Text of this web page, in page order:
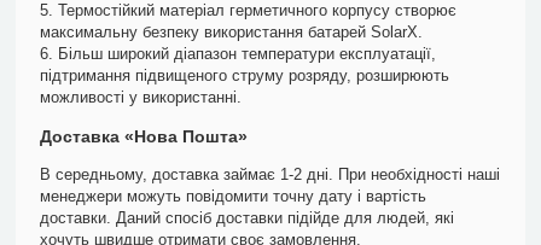
5. Термостійкий матеріал герметичного корпусу створює
максимальну безпеку використання батарей SolarX.
6. Більш широкий діапазон температури експлуатації,
підтримання підвищеного струму розряду, розширюють
можливості у використанні.
Доставка «Нова Пошта»
В середньому, доставка займає 1-2 дні. При необхідності наші
менеджери можуть повідомити точну дату і вартість
доставки. Даний спосіб доставки підійде для людей, які
хочуть швидше отримати своє замовлення.